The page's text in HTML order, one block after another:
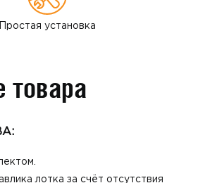
Простая установка
товара
лотка за счёт отсутствия